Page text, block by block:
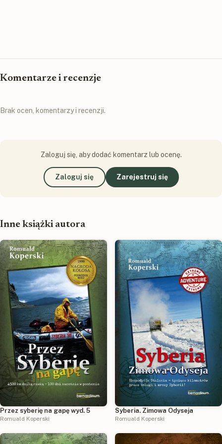
Komentarze i recenzje
Brak ocen, komentarzy i recenzji.
Zaloguj się, aby dodać komentarz lub ocenę.
Zaloguj się Zarejestruj się
Inne książki autora
Przez syberię na gapę wyd. 5
Romuald Koperski
Syberia. Zimowa Odyseja
Romuald Koperski